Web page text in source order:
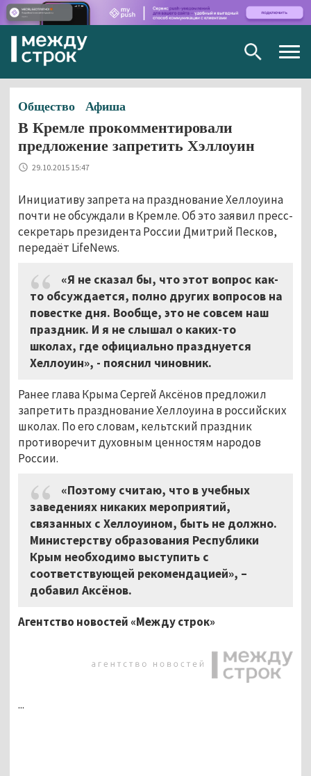
Общество Афиша
В Кремле прокомментировали
предложение запретить Хэллоуин
29.10.2015 15:47
Инициативу запрета на празднование Хеллоуина
почти не обсуждали в Кремле. Об это заявил пресс-
секретарь президента России Дмитрий Песков,
передаёт LifeNews.
«Я не сказал бы, что этот вопрос как-
то обсуждается, полно других вопросов на
повестке дня. Вообще, это не совсем наш
праздник. И я не слышал о каких-то
школах, где официально празднуется
Хеллоуин», - пояснил чиновник.
Ранее глава Крыма Сергей Аксёнов предложил
запретить празднование Хеллоуина в российских
школах. По его словам, кельтский праздник
противоречит духовным ценностям народов
России.
«Поэтому считаю, что в учебных
заведениях никаких мероприятий,
связанных с Хеллоуином, быть не должно.
Министерству образования Республики
Крым необходимо выступить с
соответствующей рекомендацией», –
добавил Аксёнов.
Агентство новостей «Между строк»
...